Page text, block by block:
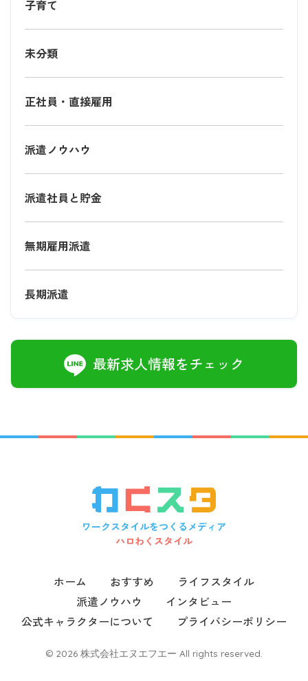
子育て
未分類
正社員・直接雇用
派遣ノウハウ
派遣社員と貯金
無期雇用派遣
長期派遣
最新求人情報をチェック
ワークスタイルをつくるメディア
ハロわくスタイル
ホーム おすすめ
ライフスタイル
派遣ノウハウ
インタビュー
公式キャラクターについて
プライバシーポリシー
© 2026 株式会社エヌエフエー All rights reserved.